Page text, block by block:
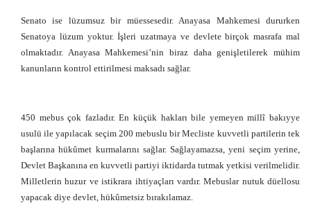
Senato ise lüzumsuz bir müessesedir. Anayasa Mahkemesi dururken
Senatoya lüzum yoktur. İşleri uzatmaya ve devlete birçok masrafa mal
olmaktadır. Anayasa Mahkemesi’nin biraz daha genişletilerek mühim
kanunların kontrol ettirilmesi maksadı sağlar.
450 mebus çok fazladır. En küçük hakları bile yemeyen millî bakıyye
usulü ile yapılacak seçim 200 mebuslu bir Mecliste kuvvetli partilerin tek
başlarına hükûmet kurmalarını sağlar. Sağlayamazsa, yeni seçim yerine,
Devlet Başkanına en kuvvetli partiyi iktidarda tutmak yetkisi verilmelidir.
Milletlerin huzur ve istikrara ihtiyaçları vardır. Mebuslar nutuk düellosu
yapacak diye devlet, hükûmetsiz bırakılamaz.